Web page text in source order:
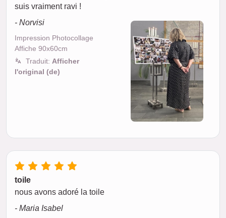
suis vraiment ravi !
- Norvisi
Impression Photocollage
Affiche 90x60cm
Traduit: Afficher
l'original (de)
toile
nous avons adoré la toile
- Maria Isabel